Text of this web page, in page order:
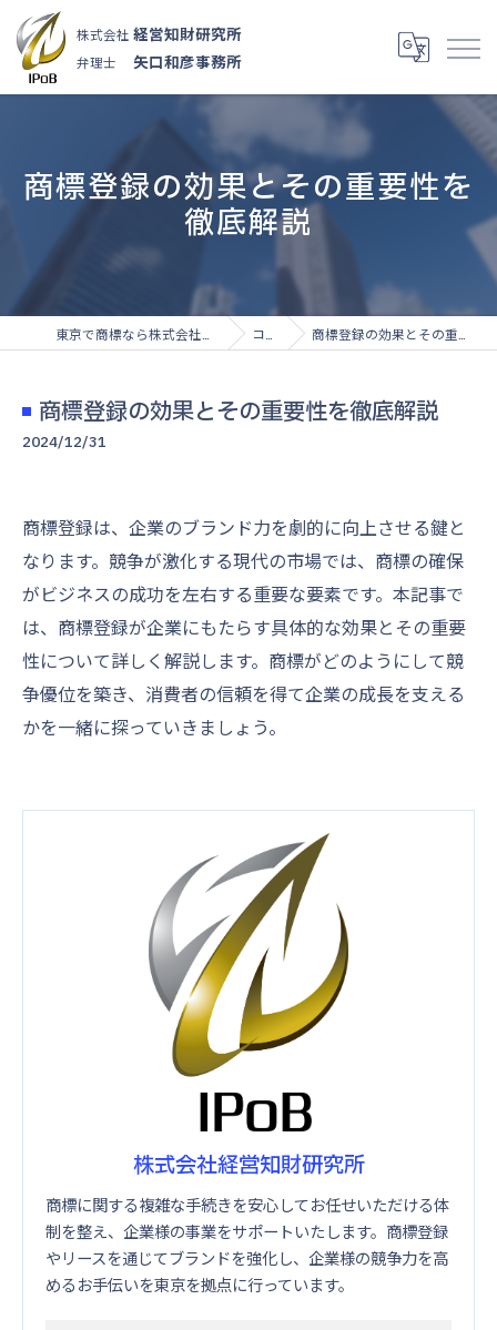
株式会社 経営知財研究所
弁理士 矢口和彦事務所
商標登録の効果とその重要性を
徹底解説
コラム 商標登録の効果とその重要性を徹底解説
商標登録の効果とその重要性を徹底解説
2024/12/31
商標登録は、企業のブランド力を劇的に向上させる鍵と
なります。競争が激化する現代の市場では、商標の確保
がビジネスの成功を左右する重要な要素です。本記事で
は、商標登録が企業にもたらす具体的な効果とその重要
性について詳しく解説します。商標がどのようにして競
争優位を築き、消費者の信頼を得て企業の成長を支える
かを一緒に探っていきましょう。
株式会社経営知財研究所
商標に関する複雑な手続きを安心してお任せいただける体
制を整え、企業様の事業をサポートいたします。商標登録
やリースを通じてブランドを強化し、企業様の競争力を高
めるお手伝いを東京を拠点に行っています。